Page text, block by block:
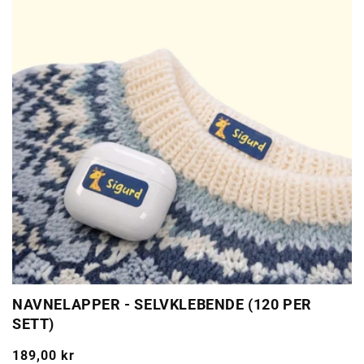
NAVNELAPPER - SELVKLEBENDE (120 PER
SETT)
Ordinarie
189,00 kr